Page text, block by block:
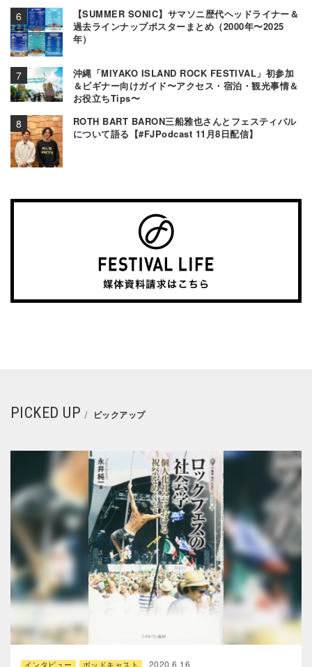
【SUMMER SONIC】サマソニ歴代ヘッドライナー＆
過去ラインナップポスターまとめ（2000年〜2025
年）
沖縄「MIYAKO ISLAND ROCK FESTIVAL」初参加
＆ビギナー向けガイド〜アクセス・宿泊・観光事情＆
お役立ちTips〜
ROTH BART BARON三船雅也さんとフェスティバル
について語る【#FJPodcast 11月8日配信】
PICKED UP ピックアップ
インタビュー ポッドキャスト 2020.6.16